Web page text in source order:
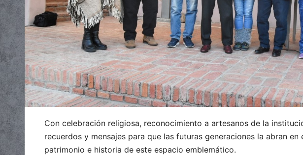
Con celebración religiosa, reconocimiento a artesanos de la
recuerdos y mensajes para que las futuras generaciones la abran
patrimonio e historia de este espacio emblemático.